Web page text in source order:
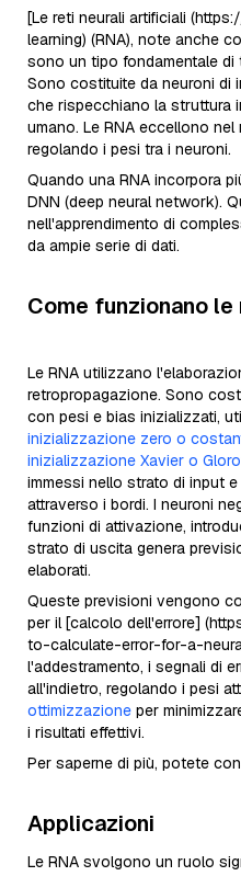
[Le reti neurali artificiali
learning) (RNA), note anche
sono un tipo fondamentale di
Sono costituite da neuroni di
che rispecchiano la struttura
umano. Le RNA eccellono
regolando i pesi tra i neuroni.
Quando una RNA incorpora
DNN (deep neural network).
nell'apprendimento di
da ampie serie di dati.
Come funzionano
Le RNA utilizzano
retropropagazione. Sono
con pesi e bias inizializzati,
inizializzazione zero o
inizializzazione Xavier o
immessi nello strato di input
attraverso i bordi. I neuroni
funzioni di attivazione,
strato di uscita genera
elaborati.
Queste previsioni vengono
per il [calcolo dell'errore]
to-calculate-error-for-a-
l'addestramento, i segnali di
all'indietro, regolando i pesi
ottimizzazione per
i risultati effettivi.
Per saperne di più, potete
Applicazioni
Le RNA svolgono un ruolo